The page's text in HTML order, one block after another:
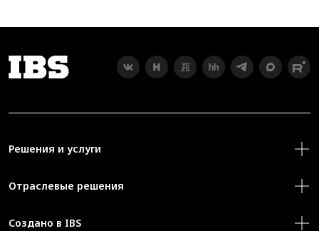
Решения и услуги
Отраслевые решения
Создано в IBS